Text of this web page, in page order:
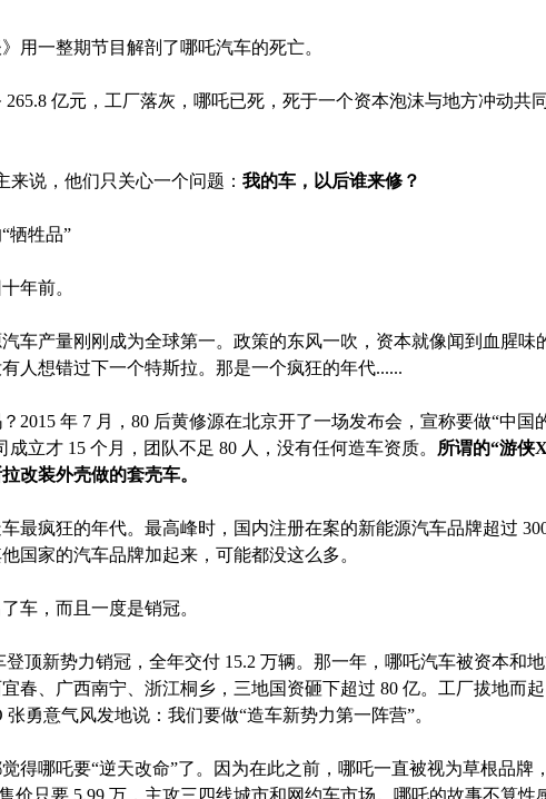
用一整期节目解剖了哪吒汽车的死亡。
亿元，工厂落灰，哪吒已死，死于一个资本泡沫与地方冲动共
来说，他们只关心一个问题： 我的车，以后谁来修？
牺牲品”
年前。
车产量刚刚成为全球第一。政策的东风一吹，资本就像闻到血腥味
人想错过下一个特斯拉。那是一个疯狂的年代......
2015 年 7 月，80 后黄修源在北京开了一场发布会，宣称要做“中国
成立才 15 个月，团队不足 80 人，没有任何造车资质。 所谓的“游侠
改装外壳做的套壳车。
最疯狂的年代。最高峰时，国内注册在案的新能源汽车品牌超过 300
国家的汽车品牌加起来，可能都没这么多。
车，而且一度是销冠。
登顶新势力销冠，全年交付 15.2 万辆。那一年，哪吒汽车被资本和
春、广西南宁、浙江桐乡，三地国资砸下超过 80 亿。工厂拔地而
勇意气风发地说：我们要做“造车新势力第一阵营”。
得哪吒要“逆天改命”了。因为在此之前，哪吒一直被视为草根品牌
价只要 5.99 万，主攻三四线城市和网约车市场。哪吒的故事不算性